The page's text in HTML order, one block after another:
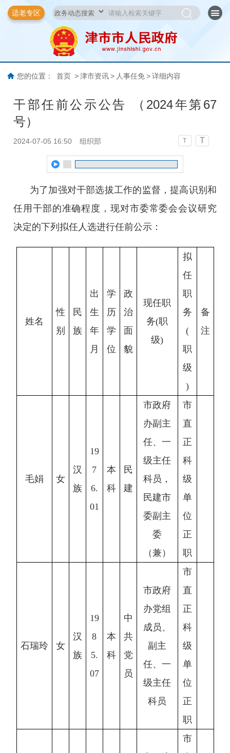
适老专区
您的位置： 首页 > 津市资讯 > 人事任免 > 详细内容
干部任前公示公告 （2024年第67
号）
2024-07-05 16:50 组织部 T T
为了加强对干部选拔工作的监督，提高识别和
任用干部的准确程度，现对市委常委会会议研究
决定的下列拟任人选进行任前公示：
姓名
性
别
民
族
出
生
年
月
学
历
学
位
政
治
面
貌
现任职
务(职
级)
拟
任
职
务
(
职
级
)
备
注
毛娟 女
汉
族
19
7
6.
01
本
科
民
建
市政府
办副主
任、一
级主任
科员，
民建市
委副主
委
（兼）
市
直
正
科
级
单
位
正
职
石瑞玲 女
汉
族
19
8
5.
07
本
科
中
共
党
员
市政府
办党组
成员、
副主
任、一
级主任
科员
市
直
正
科
级
单
位
正
职
市